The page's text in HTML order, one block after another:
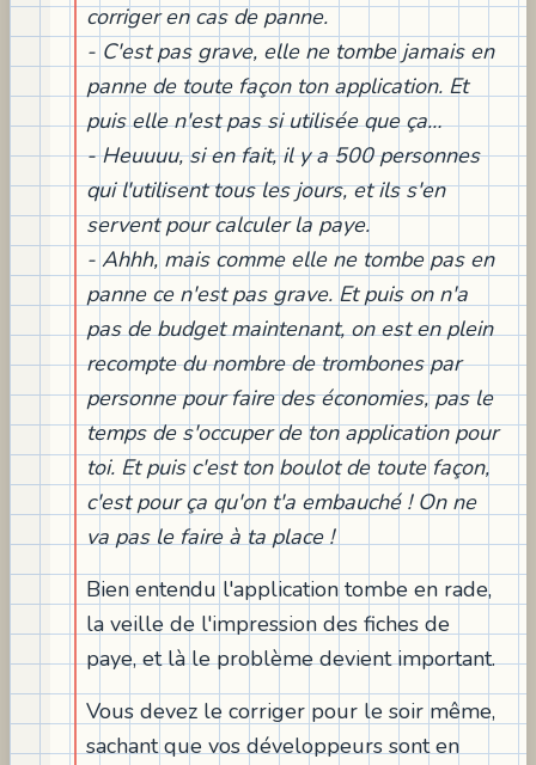
corriger en cas de panne.
- C'est pas grave, elle ne tombe jamais en
panne de toute façon ton application. Et
puis elle n'est pas si utilisée que ça…
- Heuuuu, si en fait, il y a 500 personnes
qui l'utilisent tous les jours, et ils s'en
servent pour calculer la paye.
- Ahhh, mais comme elle ne tombe pas en
panne ce n'est pas grave. Et puis on n'a
pas de budget maintenant, on est en plein
recompte du nombre de trombones par
personne pour faire des économies, pas le
temps de s'occuper de ton application pour
toi. Et puis c'est ton boulot de toute façon,
c'est pour ça qu'on t'a embauché ! On ne
va pas le faire à ta place !
Bien entendu l'application tombe en rade,
la veille de l'impression des fiches de
paye, et là le problème devient important.
Vous devez le corriger pour le soir même,
sachant que vos développeurs sont en